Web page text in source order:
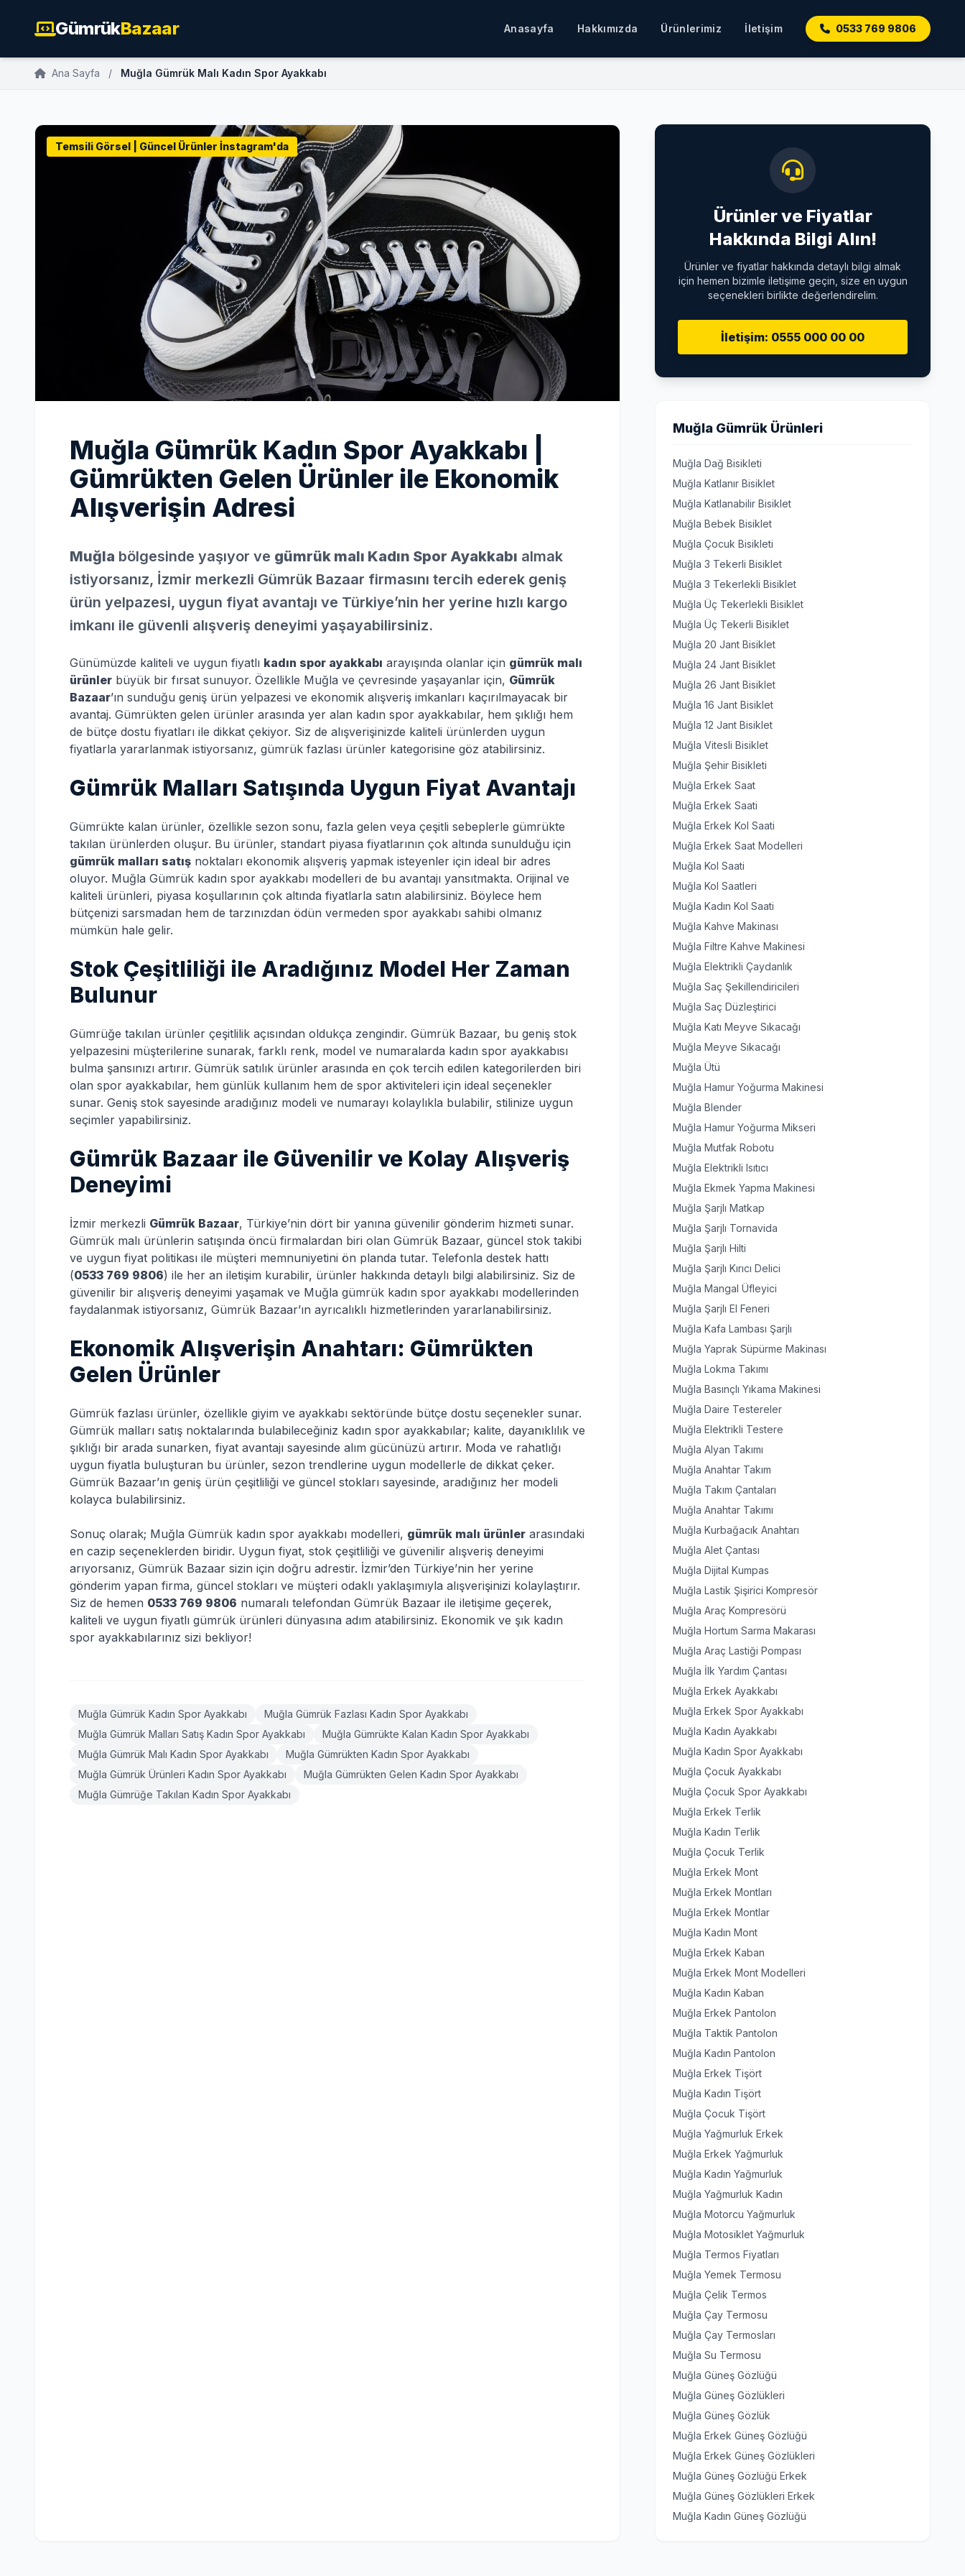
GümrükBazaar Anasayfa Hakkımızda Ürünlerimiz İletişim 0533 769 9806
Ana Sayfa / Muğla Gümrük Malı Kadın Spor Ayakkabı
Temsili Görsel | Güncel Ürünler İnstagram'da
Muğla Gümrük Kadın Spor Ayakkabı |
Gümrükten Gelen Ürünler ile Ekonomik
Alışverişin Adresi
Muğla bölgesinde yaşıyor ve gümrük malı Kadın Spor Ayakkabı almak
istiyorsanız, İzmir merkezli Gümrük Bazaar firmasını tercih ederek geniş
ürün yelpazesi, uygun fiyat avantajı ve Türkiye’nin her yerine hızlı kargo
imkanı ile güvenli alışveriş deneyimi yaşayabilirsiniz.
Günümüzde kaliteli ve uygun fiyatlı kadın spor ayakkabı arayışında olanlar için gümrük malı
ürünler büyük bir fırsat sunuyor. Özellikle Muğla ve çevresinde yaşayanlar için, Gümrük
Bazaar’ın sunduğu geniş ürün yelpazesi ve ekonomik alışveriş imkanları kaçırılmayacak bir
avantaj. Gümrükten gelen ürünler arasında yer alan kadın spor ayakkabılar, hem şıklığı hem
de bütçe dostu fiyatları ile dikkat çekiyor. Siz de alışverişinizde kaliteli ürünlerden uygun
fiyatlarla yararlanmak istiyorsanız, gümrük fazlası ürünler kategorisine göz atabilirsiniz.
Gümrük Malları Satışında Uygun Fiyat Avantajı
Gümrükte kalan ürünler, özellikle sezon sonu, fazla gelen veya çeşitli sebeplerle gümrükte
takılan ürünlerden oluşur. Bu ürünler, standart piyasa fiyatlarının çok altında sunulduğu için
gümrük malları satış noktaları ekonomik alışveriş yapmak isteyenler için ideal bir adres
oluyor. Muğla Gümrük kadın spor ayakkabı modelleri de bu avantajı yansıtmakta. Orijinal ve
kaliteli ürünleri, piyasa koşullarının çok altında fiyatlarla satın alabilirsiniz. Böylece hem
bütçenizi sarsmadan hem de tarzınızdan ödün vermeden spor ayakkabı sahibi olmanız
mümkün hale gelir.
Stok Çeşitliliği ile Aradığınız Model Her Zaman
Bulunur
Gümrüğe takılan ürünler çeşitlilik açısından oldukça zengindir. Gümrük Bazaar, bu geniş stok
yelpazesini müşterilerine sunarak, farklı renk, model ve numaralarda kadın spor ayakkabısı
bulma şansınızı artırır. Gümrük satılık ürünler arasında en çok tercih edilen kategorilerden biri
olan spor ayakkabılar, hem günlük kullanım hem de spor aktiviteleri için ideal seçenekler
sunar. Geniş stok sayesinde aradığınız modeli ve numarayı kolaylıkla bulabilir, stilinize uygun
seçimler yapabilirsiniz.
Gümrük Bazaar ile Güvenilir ve Kolay Alışveriş
Deneyimi
İzmir merkezli Gümrük Bazaar, Türkiye’nin dört bir yanına güvenilir gönderim hizmeti sunar.
Gümrük malı ürünlerin satışında öncü firmalardan biri olan Gümrük Bazaar, güncel stok takibi
ve uygun fiyat politikası ile müşteri memnuniyetini ön planda tutar. Telefonla destek hattı
(0533 769 9806) ile her an iletişim kurabilir, ürünler hakkında detaylı bilgi alabilirsiniz. Siz de
güvenilir bir alışveriş deneyimi yaşamak ve Muğla gümrük kadın spor ayakkabı modellerinden
faydalanmak istiyorsanız, Gümrük Bazaar’ın ayrıcalıklı hizmetlerinden yararlanabilirsiniz.
Ekonomik Alışverişin Anahtarı: Gümrükten
Gelen Ürünler
Gümrük fazlası ürünler, özellikle giyim ve ayakkabı sektöründe bütçe dostu seçenekler sunar.
Gümrük malları satış noktalarında bulabileceğiniz kadın spor ayakkabılar; kalite, dayanıklılık ve
şıklığı bir arada sunarken, fiyat avantajı sayesinde alım gücünüzü artırır. Moda ve rahatlığı
uygun fiyatla buluşturan bu ürünler, sezon trendlerine uygun modellerle de dikkat çeker.
Gümrük Bazaar’ın geniş ürün çeşitliliği ve güncel stokları sayesinde, aradığınız her modeli
kolayca bulabilirsiniz.
Sonuç olarak; Muğla Gümrük kadın spor ayakkabı modelleri, gümrük malı ürünler arasındaki
en cazip seçeneklerden biridir. Uygun fiyat, stok çeşitliliği ve güvenilir alışveriş deneyimi
arıyorsanız, Gümrük Bazaar sizin için doğru adrestir. İzmir’den Türkiye’nin her yerine
gönderim yapan firma, güncel stokları ve müşteri odaklı yaklaşımıyla alışverişinizi kolaylaştırır.
Siz de hemen 0533 769 9806 numaralı telefondan Gümrük Bazaar ile iletişime geçerek,
kaliteli ve uygun fiyatlı gümrük ürünleri dünyasına adım atabilirsiniz. Ekonomik ve şık kadın
spor ayakkabılarınız sizi bekliyor!
Muğla Gümrük Kadın Spor Ayakkabı
Muğla Gümrük Fazlası Kadın Spor Ayakkabı
Muğla Gümrük Malları Satış Kadın Spor Ayakkabı
Muğla Gümrükte Kalan Kadın Spor Ayakkabı
Muğla Gümrük Malı Kadın Spor Ayakkabı
Muğla Gümrükten Kadın Spor Ayakkabı
Muğla Gümrük Ürünleri Kadın Spor Ayakkabı
Muğla Gümrükten Gelen Kadın Spor Ayakkabı
Muğla Gümrüğe Takılan Kadın Spor Ayakkabı
Ürünler ve Fiyatlar
Hakkında Bilgi Alın!
Ürünler ve fiyatlar hakkında detaylı bilgi almak
için hemen bizimle iletişime geçin, size en uygun
seçenekleri birlikte değerlendirelim.
İletişim: 0555 000 00 00
Muğla Gümrük Ürünleri
Muğla Dağ Bisikleti
Muğla Katlanır Bisiklet
Muğla Katlanabilir Bisiklet
Muğla Bebek Bisiklet
Muğla Çocuk Bisikleti
Muğla 3 Tekerli Bisiklet
Muğla 3 Tekerlekli Bisiklet
Muğla Üç Tekerlekli Bisiklet
Muğla Üç Tekerli Bisiklet
Muğla 20 Jant Bisiklet
Muğla 24 Jant Bisiklet
Muğla 26 Jant Bisiklet
Muğla 16 Jant Bisiklet
Muğla 12 Jant Bisiklet
Muğla Vitesli Bisiklet
Muğla Şehir Bisikleti
Muğla Erkek Saat
Muğla Erkek Saati
Muğla Erkek Kol Saati
Muğla Erkek Saat Modelleri
Muğla Kol Saati
Muğla Kol Saatleri
Muğla Kadın Kol Saati
Muğla Kahve Makinası
Muğla Filtre Kahve Makinesi
Muğla Elektrikli Çaydanlık
Muğla Saç Şekillendiricileri
Muğla Saç Düzleştirici
Muğla Katı Meyve Sıkacağı
Muğla Meyve Sıkacağı
Muğla Ütü
Muğla Hamur Yoğurma Makinesi
Muğla Blender
Muğla Hamur Yoğurma Mikseri
Muğla Mutfak Robotu
Muğla Elektrikli Isıtıcı
Muğla Ekmek Yapma Makinesi
Muğla Şarjlı Matkap
Muğla Şarjlı Tornavida
Muğla Şarjlı Hilti
Muğla Şarjlı Kırıcı Delici
Muğla Mangal Üfleyici
Muğla Şarjlı El Feneri
Muğla Kafa Lambası Şarjlı
Muğla Yaprak Süpürme Makinası
Muğla Lokma Takımı
Muğla Basınçlı Yıkama Makinesi
Muğla Daire Testereler
Muğla Elektrikli Testere
Muğla Alyan Takımı
Muğla Anahtar Takım
Muğla Takım Çantaları
Muğla Anahtar Takımı
Muğla Kurbağacık Anahtarı
Muğla Alet Çantası
Muğla Dijital Kumpas
Muğla Lastik Şişirici Kompresör
Muğla Araç Kompresörü
Muğla Hortum Sarma Makarası
Muğla Araç Lastiği Pompası
Muğla İlk Yardım Çantası
Muğla Erkek Ayakkabı
Muğla Erkek Spor Ayakkabı
Muğla Kadın Ayakkabı
Muğla Kadın Spor Ayakkabı
Muğla Çocuk Ayakkabı
Muğla Çocuk Spor Ayakkabı
Muğla Erkek Terlik
Muğla Kadın Terlik
Muğla Çocuk Terlik
Muğla Erkek Mont
Muğla Erkek Montları
Muğla Erkek Montlar
Muğla Kadın Mont
Muğla Erkek Kaban
Muğla Erkek Mont Modelleri
Muğla Kadın Kaban
Muğla Erkek Pantolon
Muğla Taktik Pantolon
Muğla Kadın Pantolon
Muğla Erkek Tişört
Muğla Kadın Tişört
Muğla Çocuk Tişört
Muğla Yağmurluk Erkek
Muğla Erkek Yağmurluk
Muğla Kadın Yağmurluk
Muğla Yağmurluk Kadın
Muğla Motorcu Yağmurluk
Muğla Motosiklet Yağmurluk
Muğla Termos Fiyatları
Muğla Yemek Termosu
Muğla Çelik Termos
Muğla Çay Termosu
Muğla Çay Termosları
Muğla Su Termosu
Muğla Güneş Gözlüğü
Muğla Güneş Gözlükleri
Muğla Güneş Gözlük
Muğla Erkek Güneş Gözlüğü
Muğla Erkek Güneş Gözlükleri
Muğla Güneş Gözlüğü Erkek
Muğla Güneş Gözlükleri Erkek
Muğla Kadın Güneş Gözlüğü